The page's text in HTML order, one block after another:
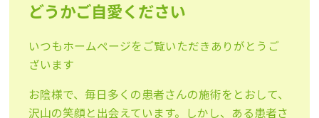
どうかご自愛ください
いつもホームページをご覧いただきありがとうご
ざいます
お陰様で、毎日多くの患者さんの施術をとおして、
沢山の笑顔と出会えています。しかし、ある患者さ